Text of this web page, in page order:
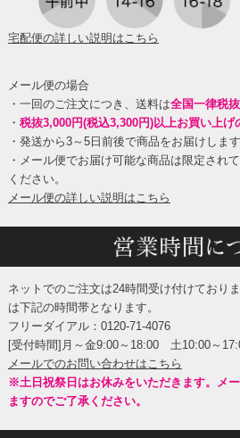
宅配便の詳しい説明はこちら
メール便の場合
・一回のご注文につき、送料は全国一律税
・ 税抜3,000円(税込3,300円)以上お買い上げ
・発送から3～5日前後で商品をお届けします
・メール便でお届け可能な商品は限定され
ください。
メール便の詳しい説明はこちら
ネットでのご注文は24時間受け付けており
は下記の時間帯となります。
フリーダイアル：0120-71-4076
[受付時間]月～金9:00～18:00 土10:00～
メールでのお問い合わせはこちら
※土日祝祭日はお休みをいただきます。メ
ますのでご了承ください。